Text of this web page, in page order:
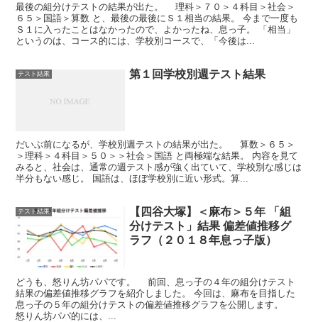
最後の組分けテストの結果が出た。 理科＞７０＞４科目＞社会＞
６５＞国語＞算数 と、最後の最後にＳ１相当の結果。 今まで一度も
Ｓ１に入ったことはなかったので、よかったね、息っ子。 「相当」
というのは、コース的には、学校別コースで、「今後は...
テスト結果 第１回学校別週テスト結果
だいぶ前になるが、学校別週テストの結果が出た。 算数＞６５＞
＞理科＞４科目＞５０＞＞社会＞国語 と両極端な結果。 内容を見て
みると、社会は、通常の週テスト感が強く出ていて、学校別な感じは
半分もない感じ。 国語は、ほぼ学校別に近い形式。算...
テスト結果
【四谷大塚】＜麻布＞５年 「組
分けテスト」結果 偏差値推移グ
ラフ（２０１８年息っ子版）
どうも、怒りん坊パパです。 前回、息っ子の４年の組分けテスト
結果の偏差値推移グラフを紹介しました。 今回は、麻布を目指した
息っ子の５年の組分けテストの偏差値推移グラフを公開します。
怒りん坊パパ的には、...